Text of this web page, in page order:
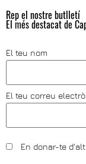
Rep el nostre butlletí
El més destacat de
El teu nom
El teu correu
En donar-te